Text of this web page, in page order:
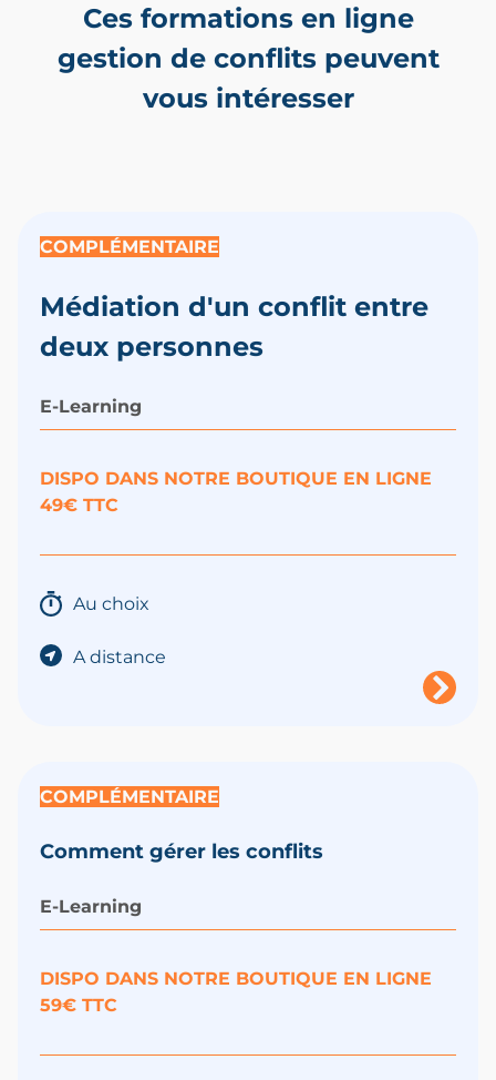
Ces formations en ligne
gestion de conflits peuvent
vous intéresser
COMPLÉMENTAIRE
Médiation d'un conflit entre
deux personnes
E-Learning
DISPO DANS NOTRE BOUTIQUE EN LIGNE
49€ TTC
Au choix
A distance
COMPLÉMENTAIRE
Comment gérer les conflits
E-Learning
DISPO DANS NOTRE BOUTIQUE EN LIGNE
59€ TTC